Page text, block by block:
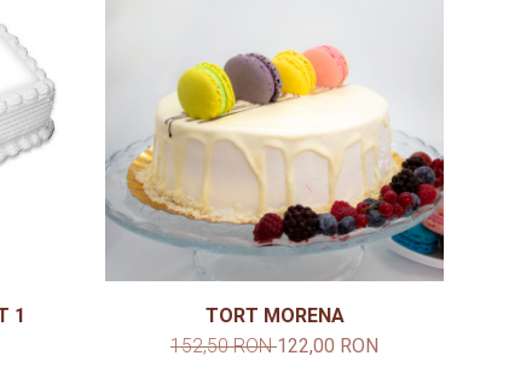
1
TORT MORENA
152,50 RON122,00 RON